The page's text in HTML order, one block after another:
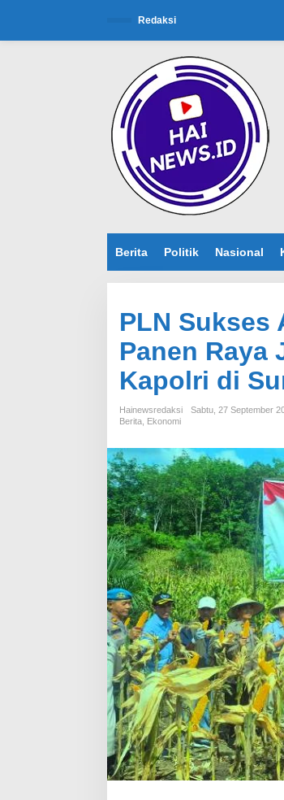
Redaksi
Berita Politik Nasional
PLN Sukses
Panen Raya
Kapolri di
Hainewsredaksi
Sabtu, 27 September
Berita Ekonomi